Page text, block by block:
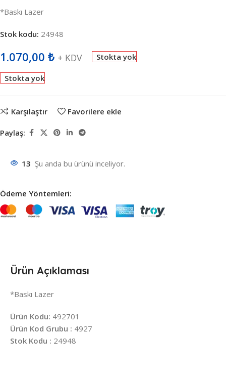
*Baskı Lazer
Stok kodu: 24948
1.070,00 ₺ + KDV Stokta yok
Stokta yok
Karşılaştır Favorilere ekle
Paylaş:
13 Şu anda bu ürünü inceliyor.
Ödeme Yöntemleri:
Ürün Açıklaması
*Baskı Lazer
Ürün Kodu: 492701
Ürün Kod Grubu : 4927
Stok Kodu : 24948